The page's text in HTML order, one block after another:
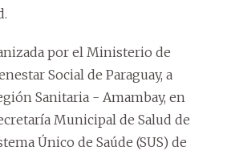
por el Ministerio de
Social de Paraguay, a
Sanitaria - Amambay, en
Municipal de Salud de
Único de Saúde (SUS) de